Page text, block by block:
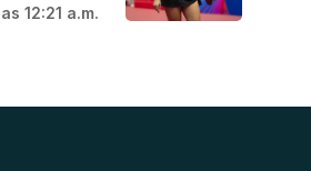
12:21 a.m.